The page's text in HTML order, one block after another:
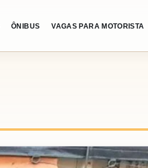
ÔNIBUS VAGAS PARA MOTORISTA